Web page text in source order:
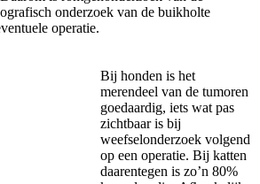
onderzoek van de buikholte
operatie.
Bij honden is het
merendeel van de tumoren
goedaardig, iets wat pas
zichtbaar is bij
weefselonderzoek volgend
op een operatie. Bij katten
daarentegen is zo’n 80%